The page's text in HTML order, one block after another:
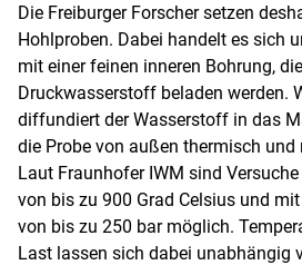
Die Freiburger Forscher setzen
Hohlproben. Dabei handelt es sich
mit einer feinen inneren Bohrung,
Druckwasserstoff beladen werden.
diffundiert der Wasserstoff in das
die Probe von außen thermisch
Laut Fraunhofer IWM sind
von bis zu 900 Grad Celsius und
von bis zu 250 bar möglich.
Last lassen sich dabei unabhängig